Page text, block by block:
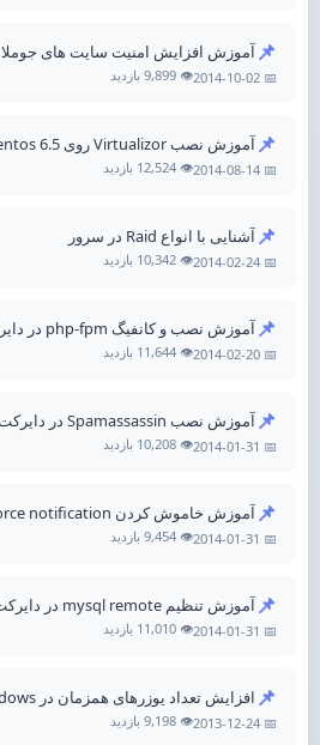
📌آموزش افزایش امنیت سایت های جوملا Joomla
📅 2014-10-02 👁️ 9,899 بازدید
📌آموزش نصب Virtualizor روی centos 6.5
📅 2014-08-14 👁️ 12,524 بازدید
📌آشنایی با انواع Raid در سرور
📅 2014-02-24 👁️ 10,342 بازدید
📌آموزش نصب و کانفیگ php-fpm در دایرکت ادمین directadmin
📅 2014-02-20 👁️ 11,644 بازدید
📌آموزش نصب Spamassassin در دایرکت ادمین
📅 2014-01-31 👁️ 10,208 بازدید
📌آموزش خاموش کردن brute force notification
📅 2014-01-31 👁️ 9,454 بازدید
📌آموزش تنظیم mysql remote در دایرکت ادمین
📅 2014-01-31 👁️ 11,010 بازدید
📌 افزایش تعداد یوزرهای همزمان در remote Desktop windows
📅 2013-12-24 👁️ 9,198 بازدید